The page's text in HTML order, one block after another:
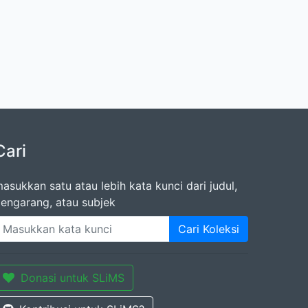
satu atau lebih kata kunci dari judul,
atau subjek
Cari Koleksi
Donasi untuk SLiMS